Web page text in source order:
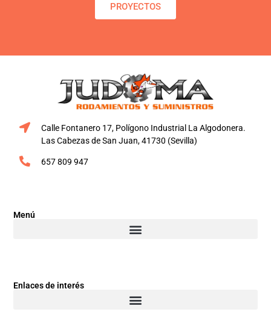
PROYECTOS
Calle Fontanero 17, Polígono Industrial La Algodonera.
Las Cabezas de San Juan, 41730 (Sevilla)
657 809 947
Menú
Enlaces de interés